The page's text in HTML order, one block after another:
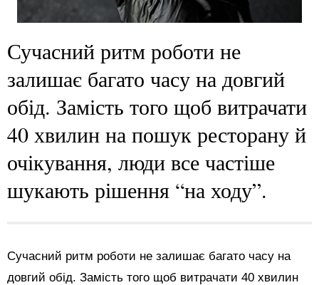
Сучасний ритм роботи не
залишає багато часу на довгий
обід. Замість того щоб витрачати
40 хвилин на пошук ресторану й
очікування, люди все частіше
шукають рішення “на ходу”.
Сучасний ритм роботи не залишає багато часу на
довгий обід. Замість того щоб витрачати 40 хвилин